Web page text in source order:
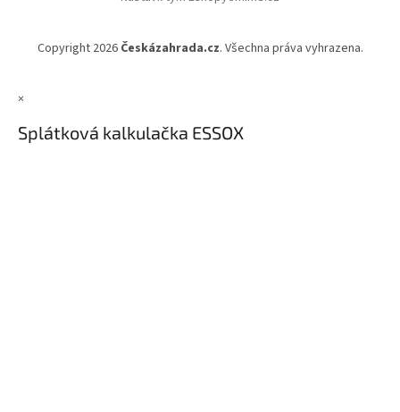
Copyright 2026 Českázahrada.cz. Všechna práva vyhrazena.
×
Splátková kalkulačka ESSOX